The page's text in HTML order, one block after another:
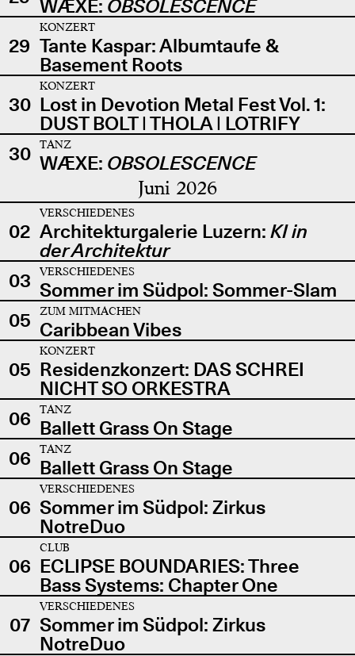
WÆXE: OBSOLESCENCE
29
KONZERT
Tante Kaspar: Albumtaufe &
Basement Roots
30
KONZERT
Lost in Devotion Metal Fest Vol. 1:
DUST BOLT | THOLA | LOTRIFY
30
TANZ
WÆXE: OBSOLESCENCE
Juni 2026
02
VERSCHIEDENES
Architekturgalerie Luzern: KI in
der Architektur
03
VERSCHIEDENES
Sommer im Südpol: Sommer-Slam
05
ZUM MITMACHEN
Caribbean Vibes
05
KONZERT
Residenzkonzert: DAS SCHREI
NICHT SO ORKESTRA
06
TANZ
Ballett Grass On Stage
06
TANZ
Ballett Grass On Stage
06
VERSCHIEDENES
Sommer im Südpol: Zirkus
NotreDuo
06
CLUB
ECLIPSE BOUNDARIES: Three
Bass Systems: Chapter One
07
VERSCHIEDENES
Sommer im Südpol: Zirkus
NotreDuo